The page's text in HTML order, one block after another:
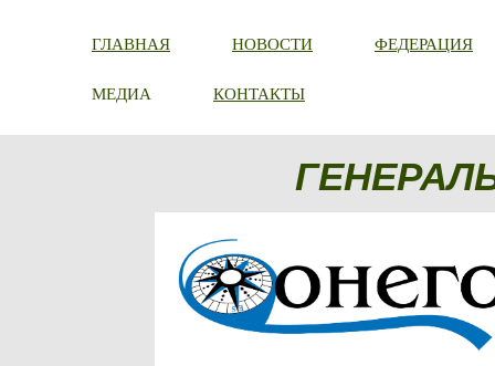
ГЛАВНАЯ НОВОСТИ ФЕДЕРАЦИЯ
МЕДИА КОНТАКТЫ